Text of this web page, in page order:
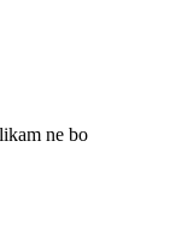
ne bo